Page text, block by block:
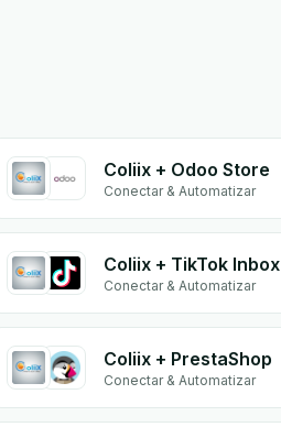
Coliix + Odoo Store
Conectar & Automatizar
Coliix + TikTok Inbox
Conectar & Automatizar
Coliix + PrestaShop
Conectar & Automatizar